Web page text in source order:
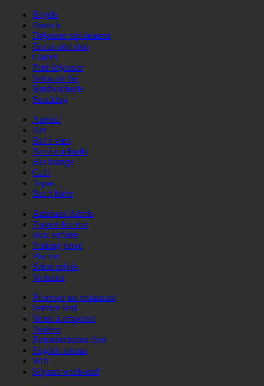
Bagels
Brunch
Déjeuner rapidement
Encas non stop
Glaces
Petit déjeuner
Salon de thé
Sandwicherie
Snacking
Apéritif
Bar
Bar à vins
Bar à cocktails
Bar lounge
Café
Tapas
Bar à bière
Animaux Admis
Espace fumeur
Jeux enfants
Parking privé
Piscine
Salon privés
Voiturier
Réserver un restaurant
Service tard
Vente à emporter
Traiteur
Retransmission foot
English menus
Wifi
Séjours week-end